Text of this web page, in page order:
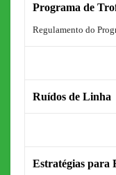
Programa de
Regulamento do
Ruídos de Linha
Estratégias para